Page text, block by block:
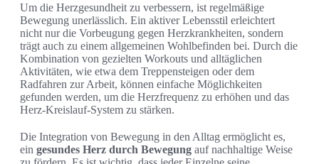
Um die Herzgesundheit zu verbessern, ist regelmäßige
Bewegung unerlässlich. Ein aktiver Lebensstil erleichtert
nicht nur die Vorbeugung gegen Herzkrankheiten, sondern
trägt auch zu einem allgemeinen Wohlbefinden bei. Durch die
Kombination von gezielten Workouts und alltäglichen
Aktivitäten, wie etwa dem Treppensteigen oder dem
Radfahren zur Arbeit, können einfache Möglichkeiten
gefunden werden, um die Herzfrequenz zu erhöhen und das
Herz-Kreislauf-System zu stärken.
Die Integration von Bewegung in den Alltag ermöglicht es,
ein gesundes Herz durch Bewegung auf nachhaltige Weise